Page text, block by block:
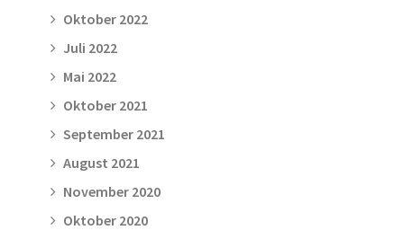
Oktober 2022
Juli 2022
Mai 2022
Oktober 2021
September 2021
August 2021
November 2020
Oktober 2020